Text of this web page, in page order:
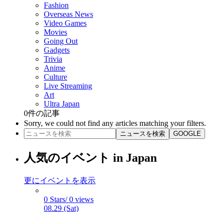
Fashion
Overseas News
Video Games
Movies
Going Out
Gadgets
Trivia
Anime
Culture
Live Streaming
Art
Ultra Japan
0件の記事
Sorry, we could not find any articles matching your filters.
ニュースを検索 GOOGLE
人気のイベント in Japan
更にイベントを表示
0 Stars/ 0 views
08.29 (Sat)